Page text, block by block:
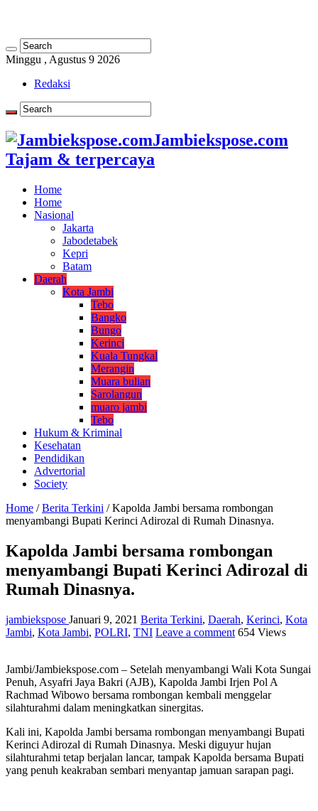
Minggu , Agustus 9 2026
Redaksi
Jambiekspose.com
Tajam & terpercaya
Home
Home
Nasional
Jakarta
Jabodetabek
Kepri
Batam
Daerah
Kota Jambi
Tebo
Bangko
Bungo
Kerinci
Kuala Tungkal
Merangin
Muara bulian
Sarolangun
muaro jambi
Tebo
Hukum & Kriminal
Kesehatan
Pendidikan
Advertorial
Society
Home / Berita Terkini / Kapolda Jambi bersama rombongan
menyambangi Bupati Kerinci Adirozal di Rumah Dinasnya.
Kapolda Jambi bersama rombongan
menyambangi Bupati Kerinci Adirozal di
Rumah Dinasnya.
jambiekspose Januari 9, 2021 Berita Terkini, Daerah, Kerinci, Kota
Jambi, Kota Jambi, POLRI, TNI Leave a comment 654 Views
Jambi/Jambiekspose.com – Setelah menyambangi Wali Kota Sungai
Penuh, Asyafri Jaya Bakri (AJB), Kapolda Jambi Irjen Pol A
Rachmad Wibowo bersama rombongan kembali menggelar
silahturahmi dalam meningkatkan sinergitas.
Kali ini, Kapolda Jambi bersama rombongan menyambangi Bupati
Kerinci Adirozal di Rumah Dinasnya. Meski diguyur hujan
silahturahmi tetap berjalan lancar, tampak Kapolda bersama Bupati
yang penuh keakraban sembari menyantap jamuan sarapan pagi.